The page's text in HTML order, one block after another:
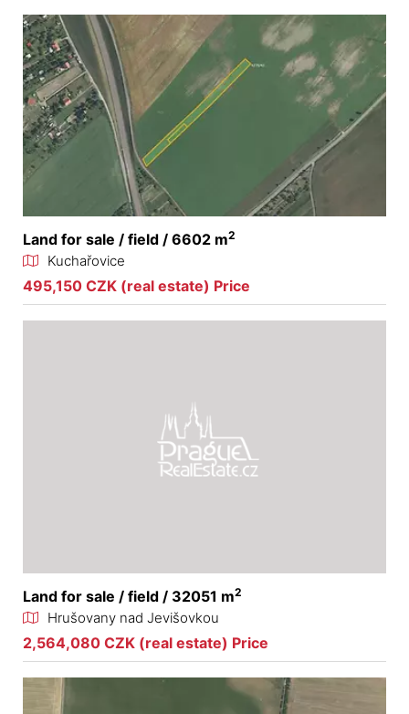
Land for sale / field / 6602 m2
Kuchařovice
495,150 CZK (real estate) Price
Land for sale / field / 32051 m2
Hrušovany nad Jevišovkou
2,564,080 CZK (real estate) Price